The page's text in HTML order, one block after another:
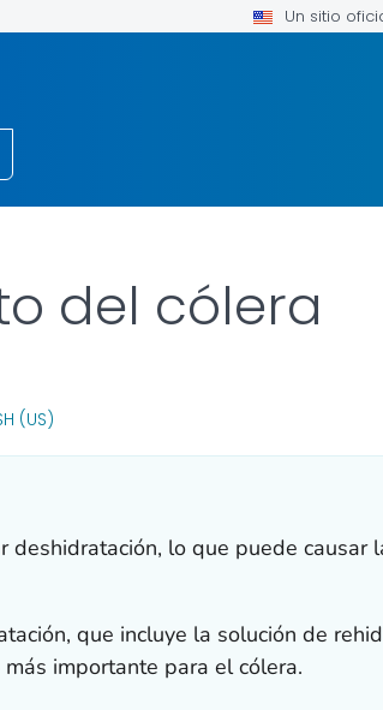
Un sitio
del cólera
DETAILS.
(US)
deshidratación, lo que puede causar
que incluye la solución de
importante para el cólera.